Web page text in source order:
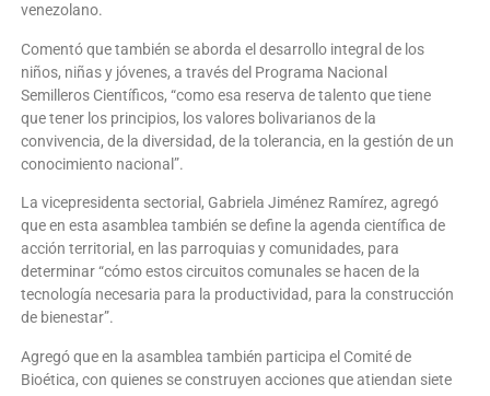
venezolano.
Comentó que también se aborda el desarrollo integral de los
niños, niñas y jóvenes, a través del Programa Nacional
Semilleros Científicos, “como esa reserva de talento que tiene
que tener los principios, los valores bolivarianos de la
convivencia, de la diversidad, de la tolerancia, en la gestión de un
conocimiento nacional”.
La vicepresidenta sectorial, Gabriela Jiménez Ramírez, agregó
que en esta asamblea también se define la agenda científica de
acción territorial, en las parroquias y comunidades, para
determinar “cómo estos circuitos comunales se hacen de la
tecnología necesaria para la productividad, para la construcción
de bienestar”.
Agregó que en la asamblea también participa el Comité de
Bioética, con quienes se construyen acciones que atiendan siete